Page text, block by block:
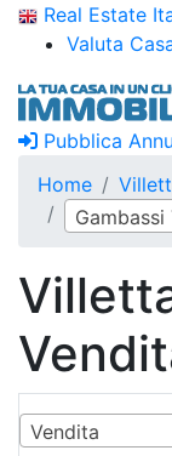
Real Estate
Valuta
Pubblica
Home
Gambassi
Vendita